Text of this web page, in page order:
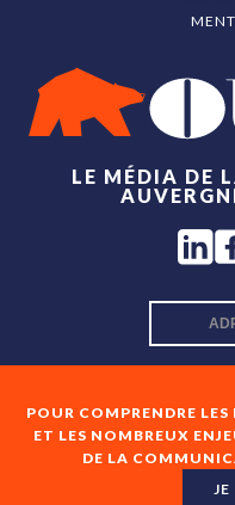
POUR COMPRENDRE
ET LES NOMBREUX
DE LA
JE
LE MÉDIA DE
En cochant cette case,